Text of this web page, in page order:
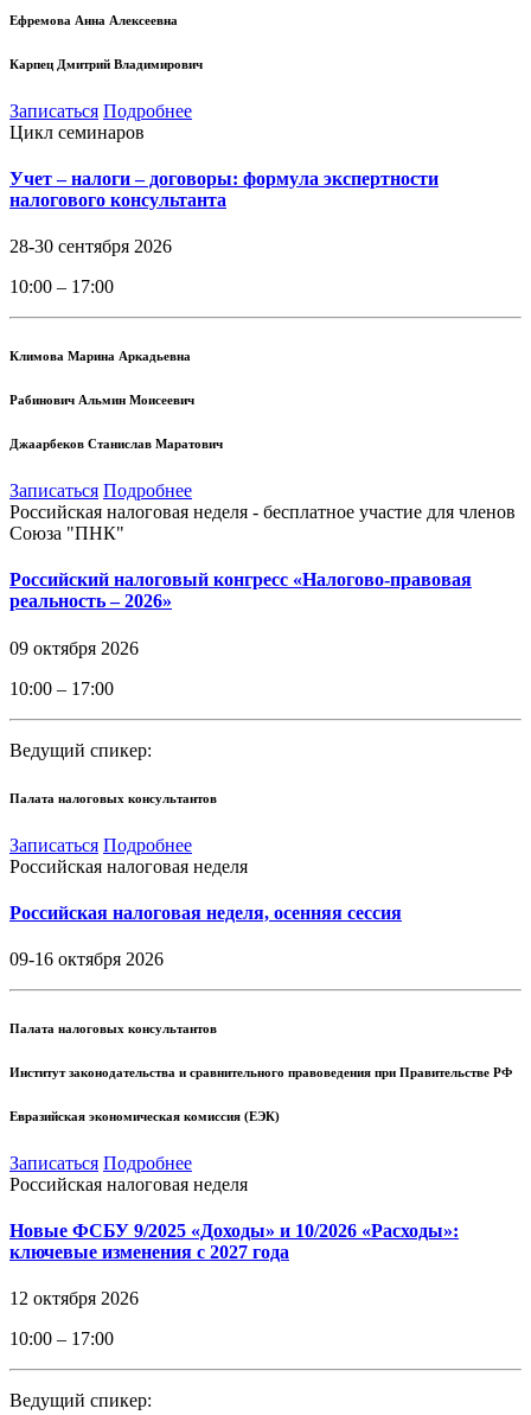
Ефремова Анна Алексеевна
Карпец Дмитрий Владимирович
Записаться Подробнее
Цикл семинаров
Учет – налоги – договоры: формула экспертности
налогового консультанта
28-30 сентября 2026
10:00 – 17:00
Климова Марина Аркадьевна
Рабинович Альмин Моисеевич
Джаарбеков Станислав Маратович
Записаться Подробнее
Российская налоговая неделя - бесплатное участие для членов
Союза "ПНК"
Российский налоговый конгресс «Налогово-правовая
реальность – 2026»
09 октября 2026
10:00 – 17:00
Ведущий спикер:
Палата налоговых консультантов
Записаться Подробнее
Российская налоговая неделя
Российская налоговая неделя, осенняя сессия
09-16 октября 2026
Палата налоговых консультантов
Институт законодательства и сравнительного правоведения при Правительстве РФ
Евразийская экономическая комиссия (ЕЭК)
Записаться Подробнее
Российская налоговая неделя
Новые ФСБУ 9/2025 «Доходы» и 10/2026 «Расходы»:
ключевые изменения с 2027 года
12 октября 2026
10:00 – 17:00
Ведущий спикер: